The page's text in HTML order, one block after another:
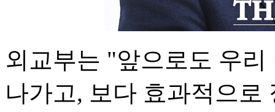
외교부는 "앞으로도 우
나가고, 보다 효과적으